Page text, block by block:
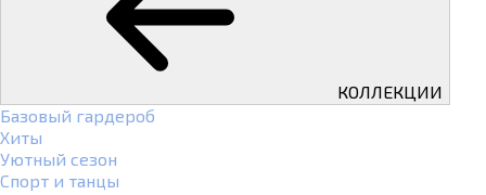
КОЛЛЕКЦИИ
Базовый гардероб
Хиты
Уютный сезон
Спорт и танцы